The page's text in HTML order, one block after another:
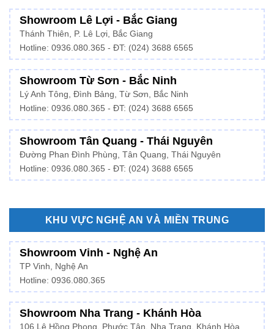
Showroom Lê Lợi - Bắc Giang
Thánh Thiên, P. Lê Lợi, Bắc Giang
Hotline: 0936.080.365 - ĐT: (024) 3688 6565
Showroom Từ Sơn - Bắc Ninh
Lý Anh Tông, Đình Bảng, Từ Sơn, Bắc Ninh
Hotline: 0936.080.365 - ĐT: (024) 3688 6565
Showroom Tân Quang - Thái Nguyên
Đường Phan Đình Phùng, Tân Quang, Thái Nguyên
Hotline: 0936.080.365 - ĐT: (024) 3688 6565
KHU VỰC NGHỆ AN VÀ MIỀN TRUNG
Showroom Vinh - Nghệ An
TP Vinh, Nghệ An
Hotline: 0936.080.365
Showroom Nha Trang - Khánh Hòa
106 Lê Hồng Phong, Phước Tân, Nha Trang, Khánh Hòa